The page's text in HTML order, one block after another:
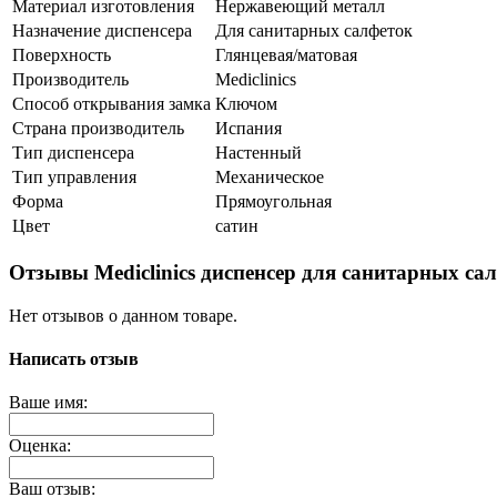
Материал изготовления
Нержавеющий металл
Назначение диспенсера
Для санитарных салфеток
Поверхность
Глянцевая/матовая
Производитель
Mediclinics
Способ открывания замка Ключом
Страна производитель
Испания
Тип диспенсера
Настенный
Тип управления
Механическое
Форма
Прямоугольная
Цвет
сатин
Отзывы Mediclinics диспенсер для санитарных
Нет отзывов о данном товаре.
Написать отзыв
Ваше имя:
Оценка:
Ваш отзыв: